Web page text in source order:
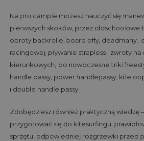
Na pro campie możesz nauczyć się
pierwszych skoków, przez oldschoolowe
obroty backrolle, board offy, deadmany ,
racingowej, pływanie strapless i zwroty na
kierunkowych, po nowoczesne triki
handle passy, power handlepassy,
i double handle passy.
Zdobędziesz również praktyczną wiedzę
przygotować się do kitesurfingu,
sprzętu, odpowiedniej rozgrzewki przed